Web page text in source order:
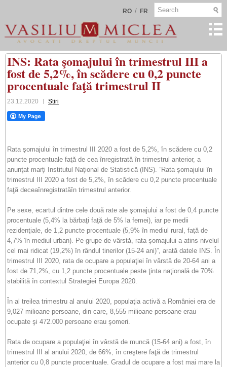
RO / FR
INS: Rata şomajului în trimestrul III a
fost de 5,2%, în scădere cu 0,2 puncte
procentuale faţă trimestrul II
23.12.2020 Stiri
Rata şomajului în trimestrul III 2020 a fost de 5,2%, în scădere cu 0,2
puncte procentuale faţă de cea înregistrată în trimestrul anterior, a
anunţat marţi Institutul Naţional de Statistică (INS). ”Rata şomajului în
trimestrul III 2020 a fost de 5,2%, în scădere cu 0,2 puncte procentuale
faţă deceaînregistratăîn trimestrul anterior.
Pe sexe, ecartul dintre cele două rate ale şomajului a fost de 0,4 puncte
procentuale (5,4% la bărbaţi faţă de 5% la femei), iar pe medii
rezidenţiale, de 1,2 puncte procentuale (5,9% în mediul rural, faţă de
4,7% în mediul urban). Pe grupe de vârstǎ, rata şomajului a atins nivelul
cel mai ridicat (19,2%) în rândul tinerilor (15-24 ani)”, arată datele INS. În
trimestrul III 2020, rata de ocupare a populaţiei în vârstă de 20-64 ani a
fost de 71,2%, cu 1,2 puncte procentuale peste ţinta naţională de 70%
stabilită în contextul Strategiei Europa 2020.
În al treilea trimestru al anului 2020, populaţia activă a României era de
9,027 milioane persoane, din care, 8,555 milioane persoane erau
ocupate şi 472.000 persoane erau şomeri.
Rata de ocupare a populaţiei în vârstă de muncă (15-64 ani) a fost, în
trimestrul III al anului 2020, de 66%, în creştere faţă de trimestrul
anterior cu 0,8 puncte procentuale. Gradul de ocupare a fost mai mare la